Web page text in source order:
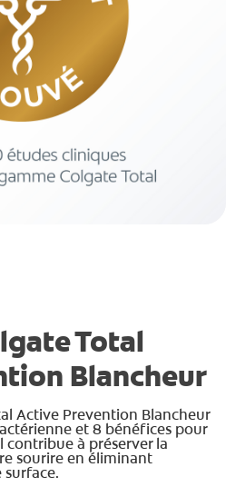
Total
Blancheur
Active Prevention Blancheur
et 8 bénéfices pour
à préserver la
sourire en éliminant